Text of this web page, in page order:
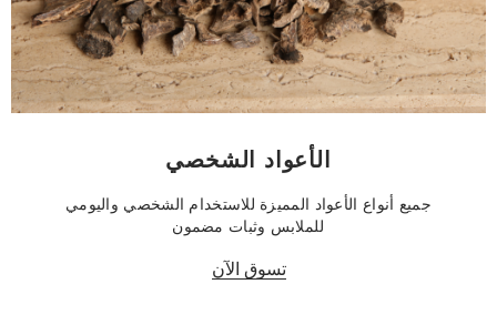
الأعواد الشخصي
جميع أنواع الأعواد المميزة للاستخدام الشخصي واليومي
للملابس وثبات مضمون
تسوق الآن